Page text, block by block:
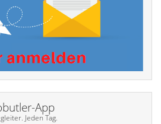
App
Jeden Tag.